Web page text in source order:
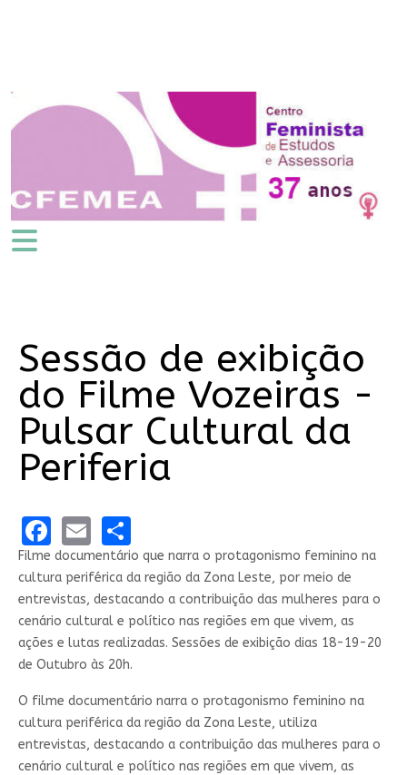
Sessão de exibição
do Filme Vozeiras -
Pulsar Cultural da
Periferia
Facebook
EmailShare
Filme documentário que narra o protagonismo feminino na
cultura periféricada região da Zona Leste, por meio de
entrevistas, destacando a contribuição das mulheres para o
cenário cultural e político nas regiões em que vivem, as
ações e lutas realizadas. Sessões de exibição dias 18-19-20
de Outubro às 20h.
O filme documentário narra o protagonismo feminino na
cultura periféricada região da Zona Leste, utiliza
entrevistas, destacando a contribuição das mulheres para o
cenário cultural e político nas regiões em que vivem, as